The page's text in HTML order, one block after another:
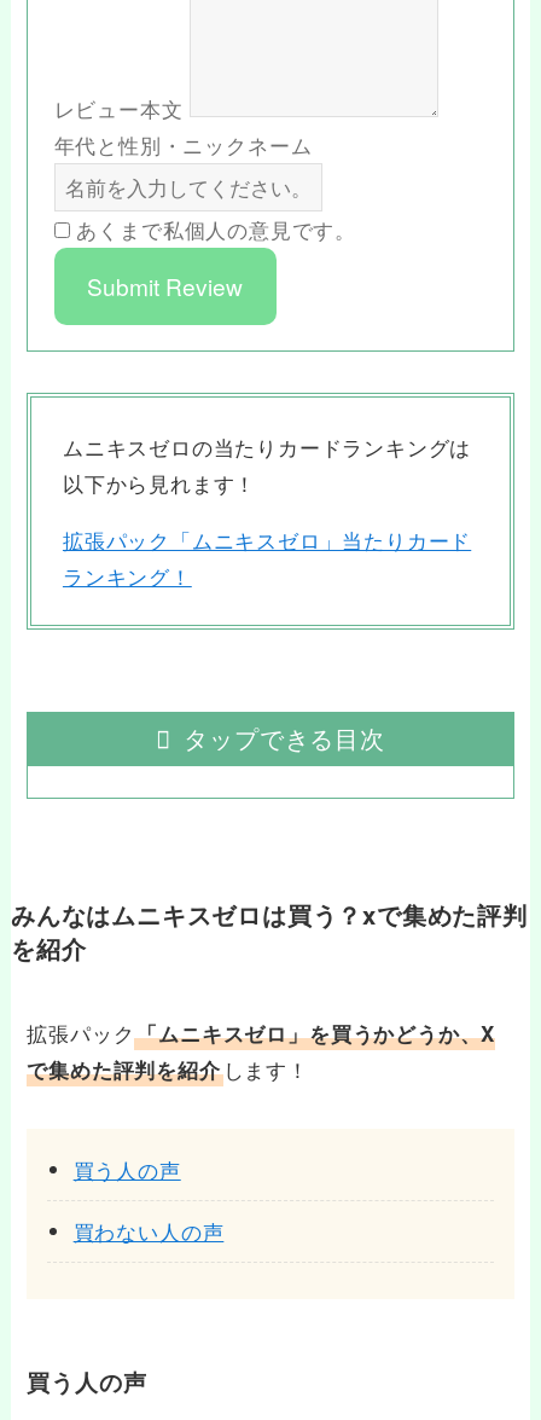
レビュー本文
年代と性別・ニックネーム
あくまで私個人の意見です。
Submit Review
ムニキスゼロの当たりカードランキングは
以下から見れます！
拡張パック「ムニキスゼロ」当たりカード
ランキング！
タップできる目次
みんなはムニキスゼロは買う？xで集めた評判
を紹介
拡張パック「ムニキスゼロ」を買うかどうか、X
で集めた評判を紹介します！
買う人の声
買わない人の声
買う人の声